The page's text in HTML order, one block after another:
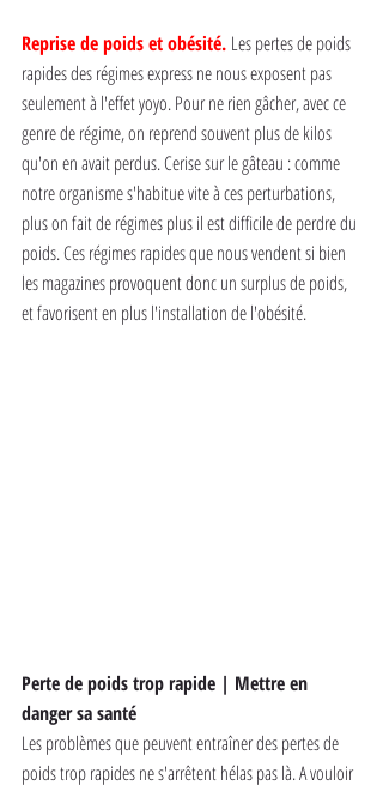
Reprise de poids et obésité. Les pertes de poids
rapides des régimes express ne nous exposent pas
seulement à l'effet yoyo. Pour ne rien gâcher, avec ce
genre de régime, on reprend souvent plus de kilos
qu'on en avait perdus. Cerise sur le gâteau : comme
notre organisme s'habitue vite à ces perturbations,
plus on fait de régimes plus il est difficile de perdre du
poids. Ces régimes rapides que nous vendent si bien
les magazines provoquent donc un surplus de poids,
et favorisent en plus l'installation de l'obésité.
Perte de poids trop rapide | Mettre en
danger sa santé
Les problèmes que peuvent entraîner des pertes de
poids trop rapides ne s'arrêtent hélas pas là. A vouloir